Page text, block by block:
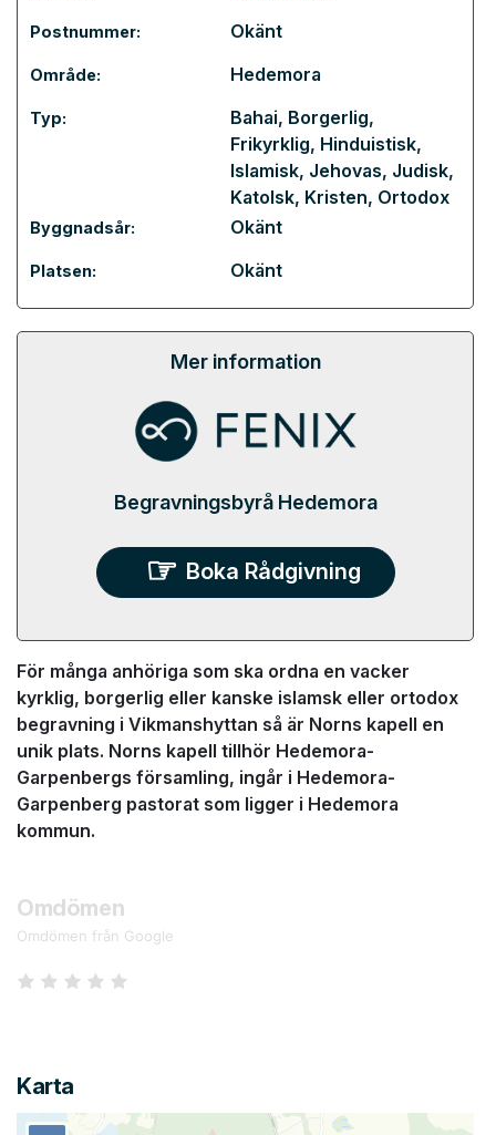
Postnummer: Okänt
Område: Hedemora
Typ: Bahai, Borgerlig,
Frikyrklig, Hinduistisk,
Islamisk, Jehovas, Judisk,
Katolsk, Kristen, Ortodox
Byggnadsår: Okänt
Platsen: Okänt
Mer information
Begravningsbyrå Hedemora
Boka Rådgivning
För många anhöriga som ska ordna en vacker
kyrklig, borgerlig eller kanske islamsk eller ortodox
begravning i Vikmanshyttan så är Norns kapell en
unik plats. Norns kapell tillhör Hedemora-
Garpenbergs församling, ingår i Hedemora-
Garpenberg pastorat som ligger i Hedemora
kommun.
Omdömen
Omdömen från Google
Karta